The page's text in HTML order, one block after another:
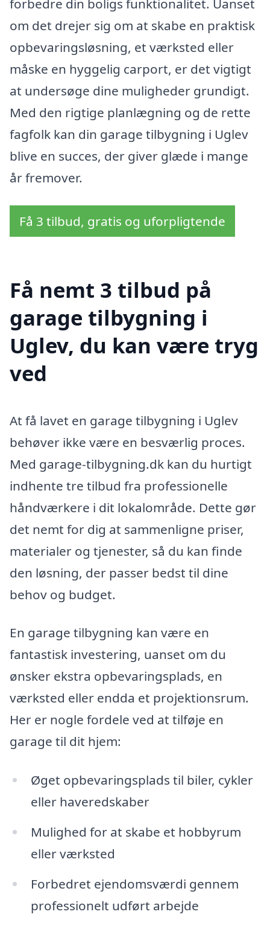
forbedre din boligs funktionalitet. Uanset
om det drejer sig om at skabe en praktisk
opbevaringsløsning, et værksted eller
måske en hyggelig carport, er det vigtigt
at undersøge dine muligheder grundigt.
Med den rigtige planlægning og de rette
fagfolk kan din garage tilbygning i Uglev
blive en succes, der giver glæde i mange
år fremover.
Få 3 tilbud, gratis og uforpligtende
Få nemt 3 tilbud på
garage tilbygning i
Uglev, du kan være tryg
ved
At få lavet en garage tilbygning i Uglev
behøver ikke være en besværlig proces.
Med garage-tilbygning.dk kan du hurtigt
indhente tre tilbud fra professionelle
håndværkere i dit lokalområde. Dette gør
det nemt for dig at sammenligne priser,
materialer og tjenester, så du kan finde
den løsning, der passer bedst til dine
behov og budget.
En garage tilbygning kan være en
fantastisk investering, uanset om du
ønsker ekstra opbevaringsplads, en
værksted eller endda et projektionsrum.
Her er nogle fordele ved at tilføje en
garage til dit hjem:
Øget opbevaringsplads til biler, cykler
eller haveredskaber
Mulighed for at skabe et hobbyrum
eller værksted
Forbedret ejendomsværdi gennem
professionelt udført arbejde